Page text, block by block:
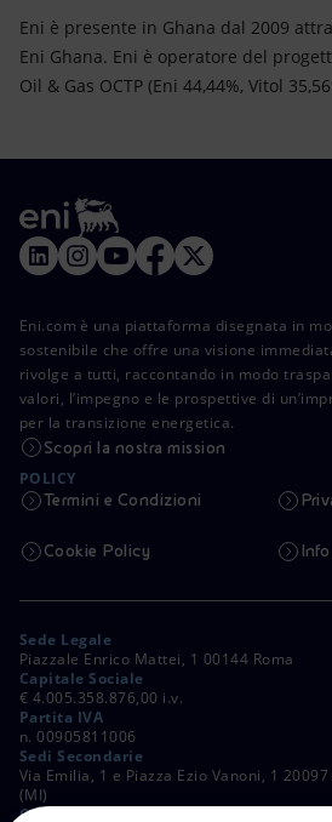
Eni è presente in Ghana dal 2009
Eni Ghana. Eni è operatore del
Oil & Gas OCTP (Eni 44,44%, Vitol
Eni.com è una piattaforma disegnata in
sostenibile che offre una visione
rivolge a tutti, raccontando in modo
valori, l’impegno e le prospettive di
per la transizione energetica.
Scopri la nostra mission
POLICY
Termini e Condizioni
Cookie Policy
Sede Legale
Piazzale Enrico Mattei, 1 00144 Roma
Capitale Sociale
€ 4.005.358.876,00 i.v.
Partita IVA
n. 00905811006
Sedi Secondarie
Via Emilia, 1 e Piazza Ezio Vanoni, 1
(MI)
C. Fiscale e Registro Imprese di Roma